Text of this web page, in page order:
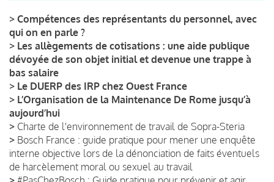
> Compétences des représentants du personnel, avec
qui on en parle ?
> Les allègements de cotisations : une aide publique
dévoyée de son objet initial et devenue une trappe à
bas salaire
> Le DUERP des IRP chez Ouest France
> L’Organisation de la Maintenance De Rome jusqu’à
aujourd’hui
> Charte de l'environnement de travail de Sopra-Steria
> Bosch France : guide pratique pour mener une enquête
interne objective lors de la dénonciation de faits éventuels
de harcèlement moral ou sexuel au travail